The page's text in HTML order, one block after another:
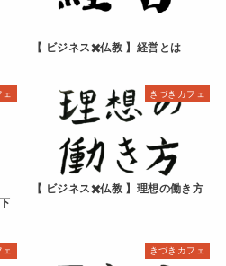
【 ビジネス✖️仏教 】経営とは
きづきカフェ
【 ビジネス✖️仏教 】理想の働き方
ェ きづきカフェ